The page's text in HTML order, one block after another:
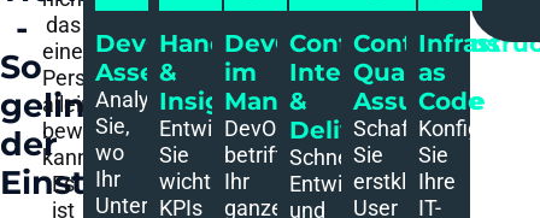
-
So
gelingt
der
Einstieg
das
eine
Person
alleine
bewerkstelligen
kann.
Es
ist
DevOps
Assessement​
Analysieren
Sie,
wo
Ihr
Unternehmen
Handlungsempfehlungen
&
Insights
Entwickeln
Sie
wichtige
KPIs
DevOps
im
Management​
DevOps
betrifft
Ihr
ganzes
Continuous
Integration
&
Delivery​
Schnellere
Entwicklung
und
Continuous
Quality
Assurance​
Schaffen
Sie
erstklassige
User
as
Code​
Sie
Ihre
IT-